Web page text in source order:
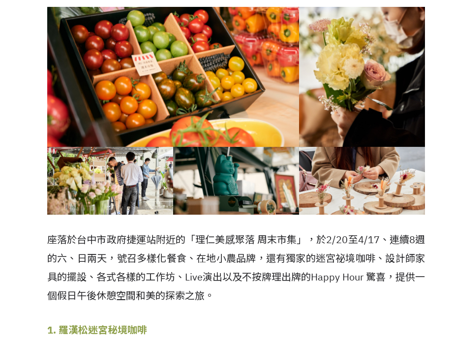
座落於台中市政府捷運站附近的「理仁美感聚落 周末市集」，於2/20至4/17、連續8週
的六、日兩天，號召多樣化餐食、在地小農品牌，還有獨家的迷宮祕境咖啡、設計師家
具的擺設、各式各樣的工作坊、Live演出以及不按牌理出牌的Happy Hour 驚喜，提供一
個假日午後休憩空間和美的探索之旅。
1. 羅漢松迷宮秘境咖啡